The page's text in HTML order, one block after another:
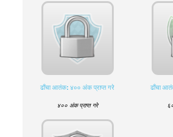
ढाँचा आतंक: ४०० अंक प्राप्त गरे
४०० अंक प्राप्त गरे
ढाँचा